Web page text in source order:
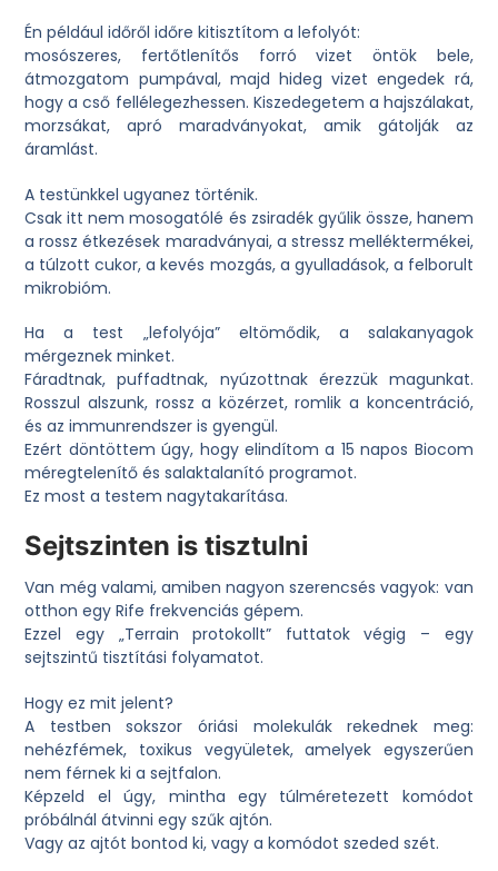
Én például időről időre kitisztítom a lefolyót:
mosószeres, fertőtlenítős forró vizet öntök bele,
átmozgatom pumpával, majd hideg vizet engedek rá,
hogy a cső fellélegezhessen. Kiszedegetem a hajszálakat,
morzsákat, apró maradványokat, amik gátolják az
áramlást.
A testünkkel ugyanez történik.
Csak itt nem mosogatólé és zsiradék gyűlik össze, hanem
a rossz étkezések maradványai, a stressz melléktermékei,
a túlzott cukor, a kevés mozgás, a gyulladások, a felborult
mikrobióm.
Ha a test „lefolyója” eltömődik, a salakanyagok
mérgeznek minket.
Fáradtnak, puffadtnak, nyúzottnak érezzük magunkat.
Rosszul alszunk, rossz a közérzet, romlik a koncentráció,
és az immunrendszer is gyengül.
Ezért döntöttem úgy, hogy elindítom a 15 napos Biocom
méregtelenítő és salaktalanító programot.
Ez most a testem nagytakarítása.
Sejtszinten is tisztulni
Van még valami, amiben nagyon szerencsés vagyok: van
otthon egyRife frekvenciás gépem.
Ezzel egy „Terrain protokollt” futtatok végig – egy
sejtszintű tisztítási folyamatot.
Hogy ez mit jelent?
A testben sokszor óriási molekulák rekednek meg:
nehézfémek, toxikus vegyületek, amelyek egyszerűen
nem férnek ki a sejtfalon.
Képzeld el úgy, mintha egy túlméretezett komódot
próbálnál átvinni egy szűk ajtón.
Vagy az ajtót bontod ki, vagy a komódot szeded szét.